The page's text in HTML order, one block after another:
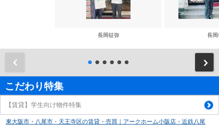
長岡征弥 長岡
こだわり特集
【賃貸】学生向け物件特集
東大阪市・八尾市・天王寺区の賃貸・売買｜アークホーム小阪店・近鉄八尾